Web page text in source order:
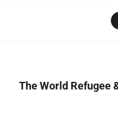
The World Refugee